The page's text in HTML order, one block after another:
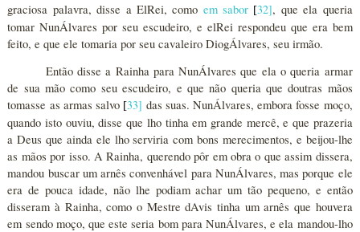
graciosa palavra, disse a ElRei, como em sabor [32], que ela queria
tomar NunÁlvares por seu escudeiro, e elRei respondeu que era bem
feito, e que ele tomaria por seu cavaleiro DiogÁlvares, seu irmão.
Então disse a Rainha para NunÁlvares que ela o queria armar
de sua mão como seu escudeiro, e que não queria que doutras mãos
tomasse as armas salvo [33] das suas. NunÁlvares, embora fosse moço,
quando isto ouviu, disse que lho tinha em grande mercê, e que prazeria
a Deus que ainda ele lho serviria com bons merecimentos, e beijou-lhe
as mãos por isso. A Rainha, querendo pôr em obra o que assim dissera,
mandou buscar um arnês convenhável para NunÁlvares, mas porque ele
era de pouca idade, não lhe podiam achar um tão pequeno, e então
disseram à Rainha, como o Mestre dAvis tinha um arnês que houvera
em sendo moço, que este seria bom para NunÁlvares, e ela mandou-lho